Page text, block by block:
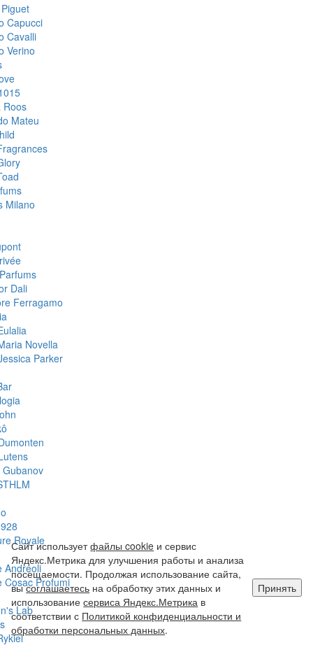
Capucci
Cavalli
Verino
Roos
Mateu
Milano
Dali
Ferragamo
Novella
Parker
Royale
Andreoli
Cosac Profumi
Lab
Сайт используетфайлы cookie и сервис
Яндекс.Метрика для улучшения работы и анализа
посещаемости. Продолжая использование сайта,
высоглашаетесь на обработку этих данных и
использованиесервиса Яндекс.Метрика в
соответствии с Политикой конфиденциальности и
обработки персональных данных.
Принять